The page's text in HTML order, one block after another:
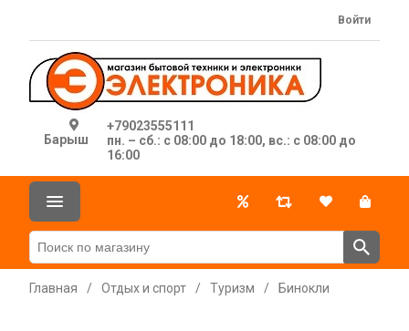
Барыш
+79023555111
пн. – сб.: с 08:00 до 18:00, вс.: с 08:00 до
16:00
Войти
Главная / Отдых и спорт / Туризм / Бинокли